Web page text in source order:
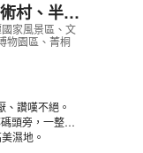
家風景區、文
物園區、菁桐
讚嘆不絕。
頭旁，一整排
濕地。